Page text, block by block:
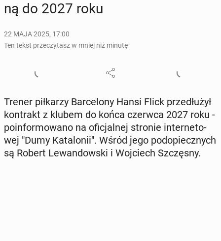
ną do 2027 roku
22 MAJA 2025, 17:00
Ten tekst przeczytasz w mniej niż minutę
Trener pił­ka­rzy Bar­ce­lo­ny Hansi Flick prze­dłu­żył
kon­trakt z klubem do końca czerwca 2027 roku -
po­in­for­mo­wa­no na ofi­cjal­nej stronie in­ter­ne­to­
wej "Dumy Ka­ta­lo­nii". Wśród jego pod­opiecz­nych
są Robert Le­wan­dow­ski i Woj­ciech Szczę­sny.